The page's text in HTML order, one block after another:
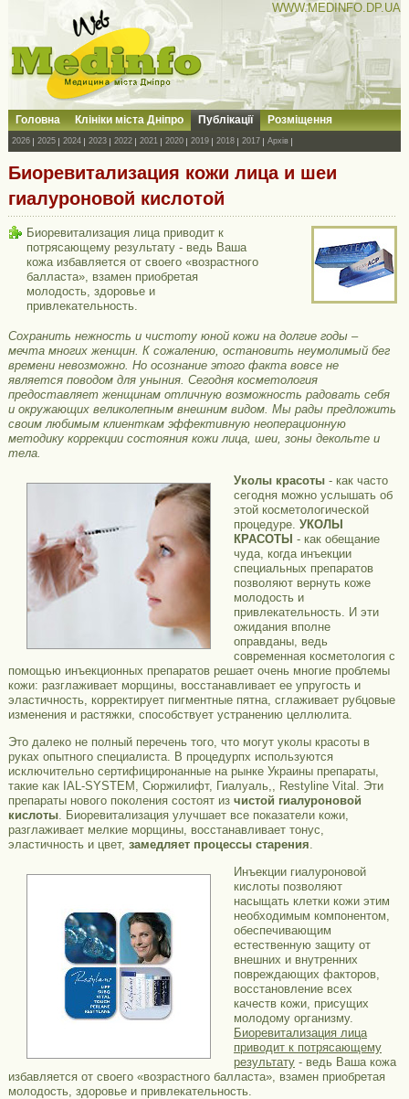
WWW.MEDINFO.DP.UA
Головна Клініки міста Дніпро Публікації Розміщення
2026 2025 2024 2023 2022 2021 2020 2019 2018 2017 Архів
Биоревитализация кожи лица и шеи
гиалуроновой кислотой
Биоревитализация лица приводит к
потрясающему результату - ведь Ваша
кожа избавляется от своего «возрастного
балласта», взамен приобретая
молодость, здоровье и
привлекательность.
Сохранить нежность и чистоту юной кожи на долгие годы –
мечта многих женщин. К сожалению, остановить неумолимый бег
времени невозможно. Но осознание этого факта вовсе не
является поводом для уныния. Сегодня косметология
предоставляет женщинам отличную возможность радовать себя
и окружающих великолепным внешним видом. Мы рады предложить
своим любимым клиенткам эффективную неоперационную
методику коррекции состояния кожи лица, шеи, зоны декольте и
тела.
Уколы красоты- как часто
сегодня можно услышать об
этой косметологической
процедуре. УКОЛЫ
КРАСОТЫ - как обещание
чуда, когда инъекции
специальных препаратов
позволяют вернуть коже
молодость и
привлекательность. И эти
ожидания вполне
оправданы, ведь
современная косметология с
помощью инъекционных препаратов решает очень многие проблемы
кожи: разглаживает морщины, восстанавливает ее упругость и
эластичность, корректирует пигментные пятна, сглаживает рубцовые
изменения и растяжки, способствует устранению целлюлита.
Это далеко не полный перечень того, что могут уколы красоты в
руках опытного специалиста. В процедурпх используются
исключительно сертифициронанные на рынке Украины препараты,
такие как IAL-SYSTEM, Сюржилифт, Гиалуаль,, Restyline Vital. Эти
препараты нового поколения состоят из чистой гиалуроновой
кислоты. Биоревитализация улучшает все показатели кожи,
разглаживает мелкие морщины, восстанавливает тонус,
эластичность и цвет, замедляет процессы старения.
Инъекции гиалуроновой
кислоты позволяют
насыщать клетки кожи этим
необходимым компонентом,
обеспечивающим
естественную защиту от
внешних и внутренних
повреждающих факторов,
восстановление всех
качеств кожи, присущих
молодому организму.
Биоревитализация лица
приводит к потрясающему
результату- ведь Ваша кожа
избавляется от своего «возрастного балласта», взамен приобретая
молодость, здоровье и привлекательность.